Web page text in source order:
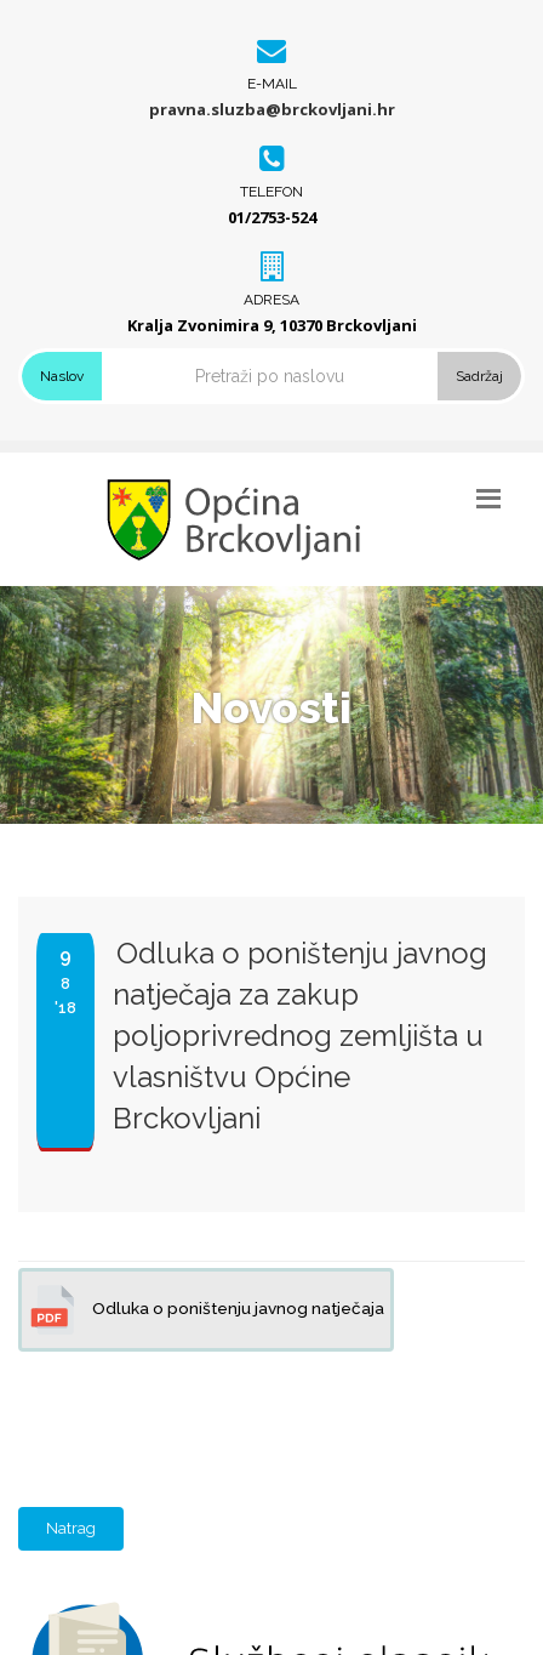
E-MAIL
pravna.sluzba@brckovljani.hr
TELEFON
01/2753-524
ADRESA
Kralja Zvonimira 9, 10370 Brckovljani
Naslov Sadržaj
Novosti
9
8
'18
Odluka o poništenju javnog
natječaja za zakup
poljoprivrednog zemljišta u
vlasništvu Općine
Brckovljani
Odluka o poništenju javnog natječaja
Natrag